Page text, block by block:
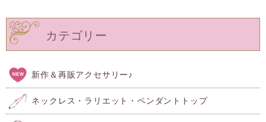
カテゴリー
新作＆再販アクセサリー♪
ネックレス・ラリエット・ペンダントトップ